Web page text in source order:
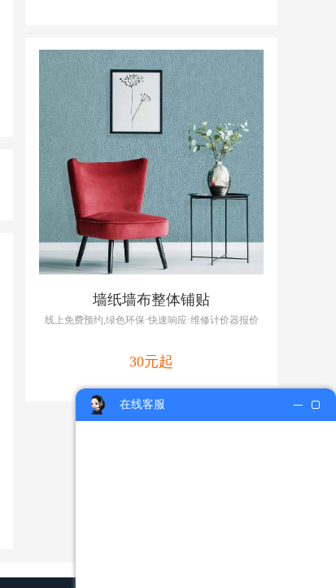
墙纸墙布整体铺贴
线上免费预约,绿色环保·快速响应·维修计价器报价
30元起
在线客服